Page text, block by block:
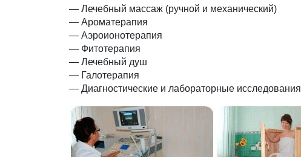
— Лечебный массаж (ручной и механический)
— Ароматерапия
— Аэроионотерапия
— Фитотерапия
— Лечебный душ
— Галотерапия
— Диагностические и лабораторные исследования